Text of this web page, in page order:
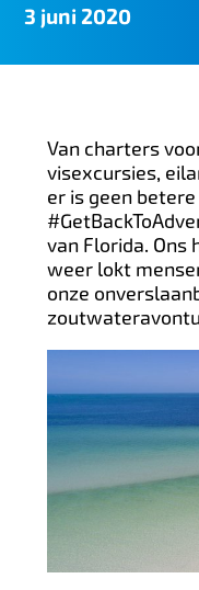
3 juni 2020
Van charters
visexcursies,
er is geen
van Florida. Ons
weer lokt
onze